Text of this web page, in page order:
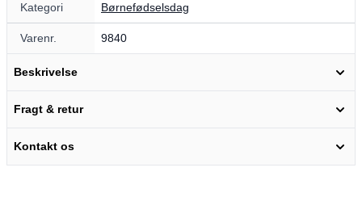
Kategori Børnefødselsdag
Varenr. 9840
Beskrivelse
Fragt & retur
Kontakt os